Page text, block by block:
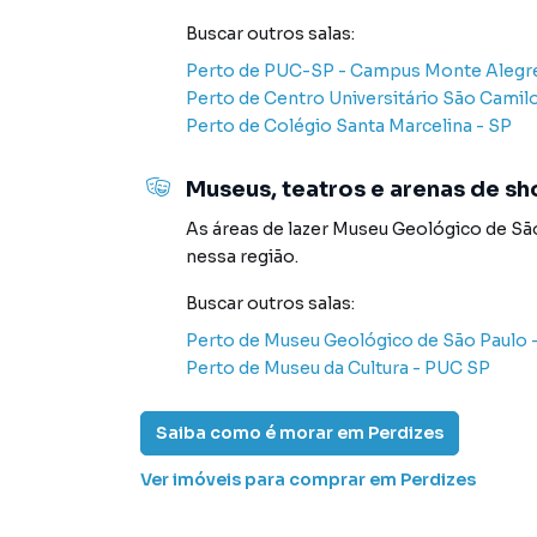
imobiliário.
Anuncie seu imóvel! É fácil, rápido e gratuito!
diversas cidades do Brasil, incluindo São Paulo.
Na Sell Imóveis você consegue vender ou
porque temos uma equipe de marketing
Paulo, o que aumenta muito o número de
maior chance de vender ou alugar seu imóvel
proprietários e inquilinos.
Buscar outros salas:
Perto de PUC-SP - Campus Monte
Perto de Centro Universitário São
Perto de Colégio Santa Marcelina - SP
Museus, teatros e arenas de
As áreas de lazer Museu Geológico de
nessa região.
Buscar outros salas:
Perto de Museu Geológico de São Paulo
Perto de Museu da Cultura - PUC SP
Saiba como é morar em Perdizes
Ver imóveis para comprar em Perdizes